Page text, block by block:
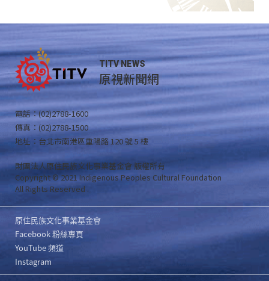
TITV NEWS
原視新聞網
電話：(02)2788-1600
傳真：(02)2788-1500
地址：台北市南港區重陽路 120 號 5 樓
財團法人原住民族文化事業基金會 版權所有
Copyright © 2021 Indigenous Peoples Cultural Foundation
All Rights Reserved .
原住民族文化事業基金會
Facebook 粉絲專頁
YouTube 頻道
Instagram